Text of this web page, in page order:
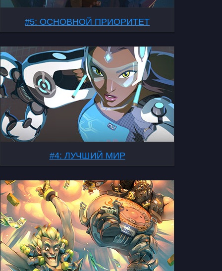
#5: ОСНОВНОЙ ПРИОРИТЕТ
#4: ЛУЧШИЙ МИР